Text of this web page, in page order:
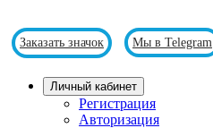
Заказать значок Мы в Telegram
Личный кабинет
Регистрация
Авторизация